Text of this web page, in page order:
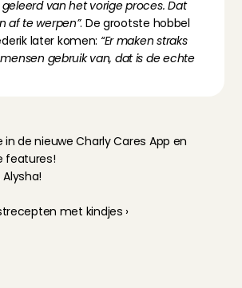
van het vorige proces. Dat
af te werpen”. De grootste hobbel
later komen: “Er maken straks
gebruik van, dat is de echte
in de nieuwe Charly Cares App en
features!
Alysha!
met kindjes ›